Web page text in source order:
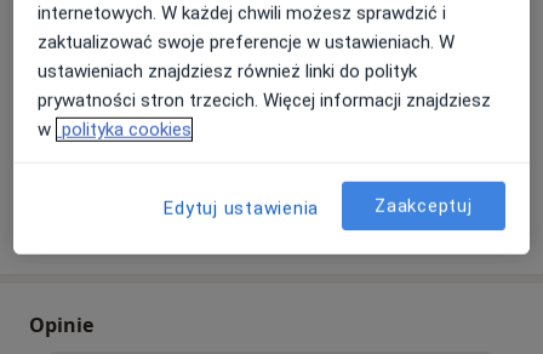
Ubezpieczenia - brak akceptowanych
Ten specjalista przyjmuje wyłącznie pacjentów
prywatnych. Możesz opłacić wizytę samodzielnie lub
znaleźć innego specjalistę, który akceptuje Twoje
ubezpieczenie.
Szukaj specjalistów według ubezpieczenia
Opinie
internetowych. W każdej chwili możesz sprawdzić i
zaktualizować swoje preferencje w ustawieniach. W
ustawieniach znajdziesz również linki do polityk
prywatności stron trzecich. Więcej informacji znajdziesz
w polityka cookies
Edytuj ustawienia Zaakceptuj